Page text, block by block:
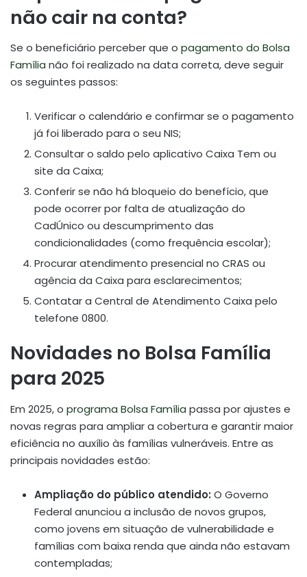
não cair na conta?
Se o beneficiário perceber que o pagamento do Bolsa
Família não foi realizado na data correta, deve seguir
os seguintes passos:
Verificar o calendário e confirmar se o pagamento
já foi liberado para o seu NIS;
Consultar o saldo pelo aplicativo Caixa Tem ou
site da Caixa;
Conferir se não há bloqueio do benefício, que
pode ocorrer por falta de atualização do
CadÚnico ou descumprimento das
condicionalidades (como frequência escolar);
Procurar atendimento presencial no CRAS ou
agência da Caixa para esclarecimentos;
Contatar a Central de Atendimento Caixa pelo
telefone 0800.
Novidades no Bolsa Família
para 2025
Em 2025, o programa Bolsa Família passa por ajustes e
novas regras para ampliar a cobertura e garantir maior
eficiência no auxílio às famílias vulneráveis. Entre as
principais novidades estão:
Ampliação do público atendido: O Governo
Federal anunciou a inclusão de novos grupos,
como jovens em situação de vulnerabilidade e
famílias com baixa renda que ainda não estavam
contempladas;